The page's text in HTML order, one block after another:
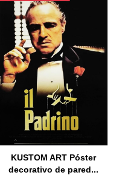
KUSTOM ART Póster
decorativo de pared...